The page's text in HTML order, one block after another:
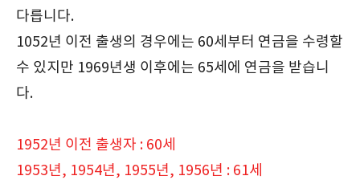
다릅니다.
1052년 이전 출생의 경우에는 60세부터 연금을 수령할
수 있지만 1969년생 이후에는 65세에 연금을 받습니
다.
1952년 이전 출생자 : 60세
1953년, 1954년, 1955년, 1956년 : 61세